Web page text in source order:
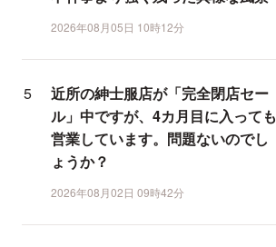
2026年08月05日 10時12分
近所の紳士服店が「完全閉店セー
ル」中ですが、4カ月目に入っても
営業しています。問題ないのでし
ょうか？
2026年08月02日 09時42分